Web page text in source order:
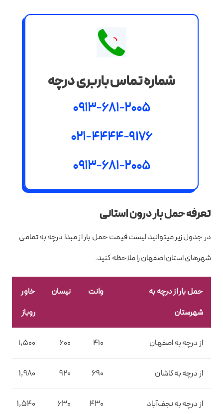
شماره تماس باربری درچه
0913-681-2005
021-4444-9176
0913-681-2005
تعرفه حمل بار درون استانی
در جدول زیر میتوانید لیست قیمت حمل بار از مبدا درچه به تمامی
شهرهای استان اصفهان را ملاحظه کنید.
حمل بار از درچه به
شهرستان
وانت نیسان
خاور
روباز
از درچه به اصفهان 410
600
1,500
از درچه به کاشان 690
920
1,980
از درچه به نجف‌آباد 430
630
1,540